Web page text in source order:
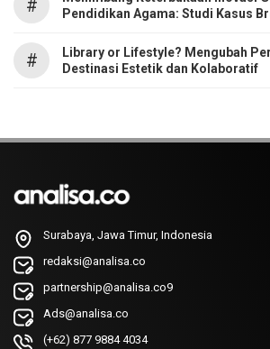
#
Pendidikan Agama: Studi Kasus
#
Library or Lifestyle? Mengubah
Destinasi Estetik dan Kolaboratif
Surabaya, Jawa Timur, Indonesia
redaksi@analisa.co
partnership@analisa.co9
Ads@analisa.co
(+62) 877 9884 4034